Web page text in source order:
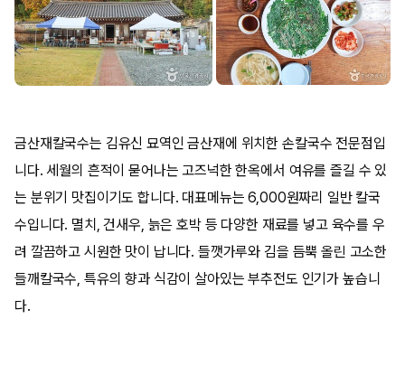
금산재칼국수는 김유신 묘역인 금산재에 위치한 손칼국수 전문점입
니다. 세월의 흔적이 묻어나는 고즈넉한 한옥에서 여유를 즐길 수 있
는 분위기 맛집이기도 합니다. 대표메뉴는 6,000원짜리 일반 칼국
수입니다. 멸치, 건새우, 늙은 호박 등 다양한 재료를 넣고 육수를 우
려 깔끔하고 시원한 맛이 납니다. 들깻가루와 김을 듬뿍 올린 고소한
들깨칼국수, 특유의 향과 식감이 살아있는 부추전도 인기가 높습니
다.